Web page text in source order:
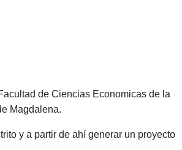
de Ciencias Economicas de la
Magdalena.
y a partir de ahí generar un proyecto